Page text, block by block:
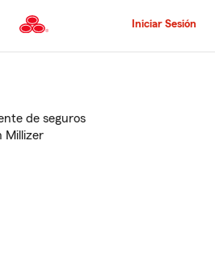
al
principal
Iniciar Sesión